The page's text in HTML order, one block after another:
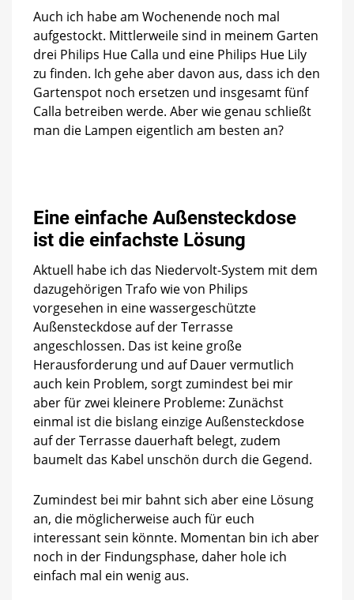
draußen?
Auch ich habe am Wochenende noch mal
aufgestockt. Mittlerweile sind in meinem Garten
drei Philips Hue Calla und eine Philips Hue Lily
zu finden. Ich gehe aber davon aus, dass ich den
Gartenspot noch ersetzen und insgesamt fünf
Calla betreiben werde. Aber wie genau schließt
man die Lampen eigentlich am besten an?
Eine einfache Außensteckdose
ist die einfachste Lösung
Aktuell habe ich das Niedervolt-System mit dem
dazugehörigen Trafo wie von Philips
vorgesehen in eine wassergeschützte
Außensteckdose auf der Terrasse
angeschlossen. Das ist keine große
Herausforderung und auf Dauer vermutlich
auch kein Problem, sorgt zumindest bei mir
aber für zwei kleinere Probleme: Zunächst
einmal ist die bislang einzige Außensteckdose
auf der Terrasse dauerhaft belegt, zudem
baumelt das Kabel unschön durch die Gegend.
Zumindest bei mir bahnt sich aber eine Lösung
an, die möglicherweise auch für euch
interessant sein könnte. Momentan bin ich aber
noch in der Findungsphase, daher hole ich
einfach mal ein wenig aus.